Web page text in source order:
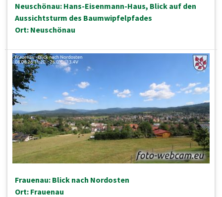
Neuschönau: Hans-Eisenmann-Haus, Blick auf den
Aussichtsturm des Baumwipfelpfades
Ort: Neuschönau
Frauenau: Blick nach Nordosten
Ort: Frauenau